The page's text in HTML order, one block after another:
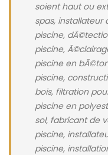
soient haut ou
spas, installateur
piscine,
piscine,
piscine en
piscine,
bois, filtration
piscine en
sol, fabricant de
piscine,
piscine,